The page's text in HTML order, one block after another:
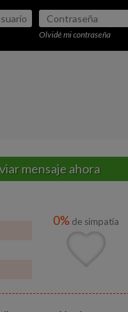
Olvidé mi contraseña
mensaje ahora
0% de simpatía